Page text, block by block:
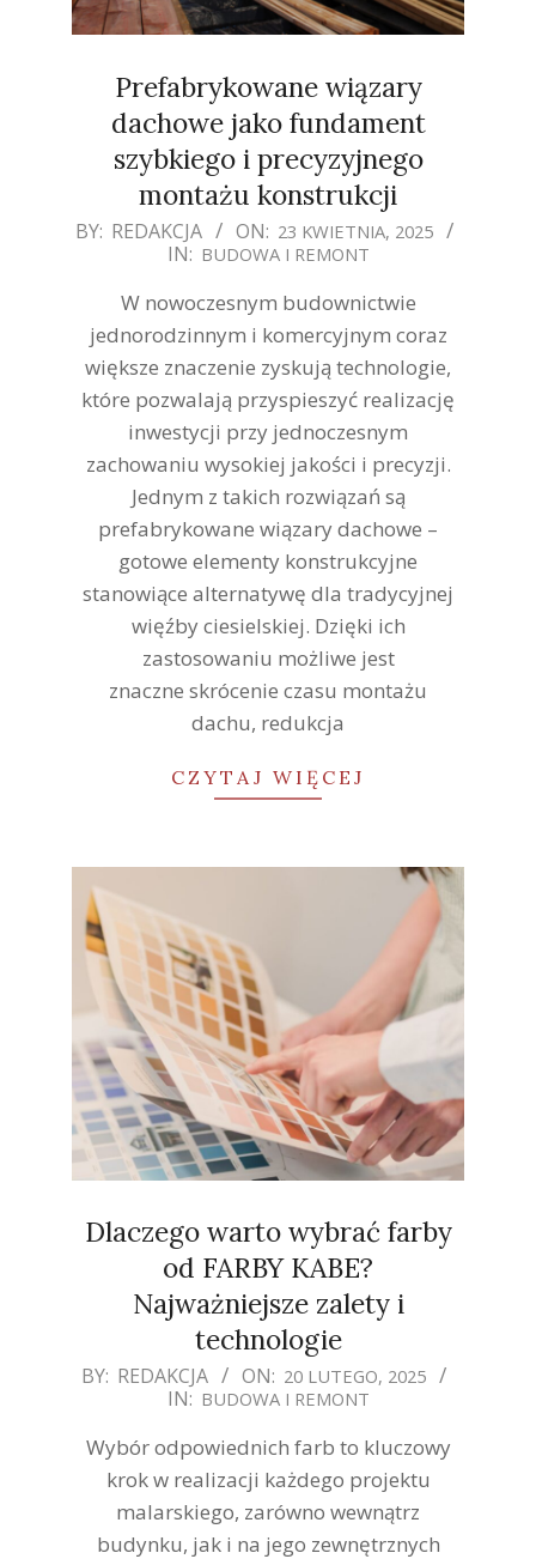
Prefabrykowane wiązary
dachowe jako fundament
szybkiego i precyzyjnego
montażu konstrukcji
2025-
BY: REDAKCJA ON: 23 KWIETNIA, 2025
IN: BUDOWA I REMONT
W nowoczesnym budownictwie
jednorodzinnym i komercyjnym coraz
większe znaczenie zyskują technologie,
które pozwalają przyspieszyć realizację
inwestycji przy jednoczesnym
zachowaniu wysokiej jakości i precyzji.
Jednym z takich rozwiązań są
prefabrykowane wiązary dachowe –
gotowe elementy konstrukcyjne
stanowiące alternatywę dla tradycyjnej
więźby ciesielskiej. Dzięki ich
zastosowaniu możliwe jest
znaczne skrócenie czasu montażu
dachu, redukcja
CZYTAJ WIĘCEJ
Dlaczego warto wybrać farby
od FARBY KABE?
Najważniejsze zalety i
technologie
2025-
20
BY: REDAKCJA ON: 20 LUTEGO, 2025
IN: BUDOWA I REMONT
Wybór odpowiednich farb to kluczowy
krok w realizacji każdego projektu
malarskiego, zarówno wewnątrz
budynku, jak i na jego zewnętrznych